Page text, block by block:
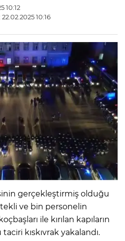
10:12
10:16
gerçekleştirmiş olduğu
ve bin personelin
ile kırılan kapıların
kıskıvrak yakalandı.